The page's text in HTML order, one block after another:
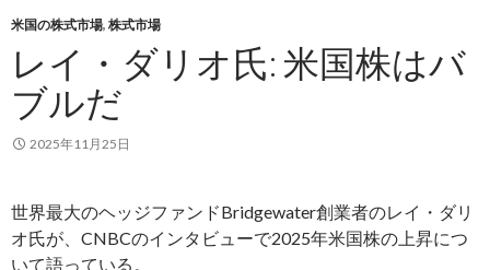
米国の株式市場, 株式市場
レイ・ダリオ氏: 米国株はバ
ブルだ
2025年11月25日
世界最大のヘッジファンドBridgewater創業者のレイ・ダリ
オ氏が、CNBCのインタビューで2025年米国株の上昇につ
いて語っている。